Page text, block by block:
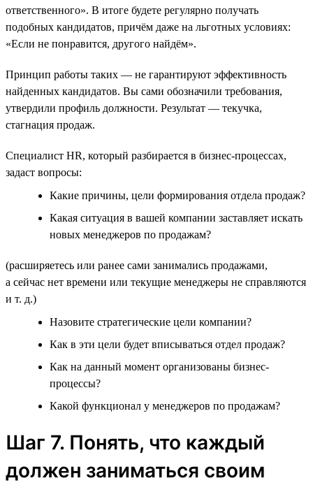
ответственного». В итоге будете регулярно получать
подобных кандидатов, причём даже на льготных условиях:
«Если не понравится, другого найдём».
Принцип работы таких — не гарантируют эффективность
найденных кандидатов. Вы сами обозначили требования,
утвердили профиль должности. Результат — текучка,
стагнация продаж.
Специалист HR, который разбирается в бизнес-процессах,
задаст вопросы:
Какие причины, цели формирования отдела продаж?
Какая ситуация в вашей компании заставляет искать
новых менеджеров по продажам?
(расширяетесь или ранее сами занимались продажами,
а сейчас нет времени или текущие менеджеры не справляются
и т. д.)
Назовите стратегические цели компании?
Как в эти цели будет вписываться отдел продаж?
Как на данный момент организованы бизнес-
процессы?
Какой функционал у менеджеров по продажам?
Шаг 7. Понять, что каждый
должен заниматься своим